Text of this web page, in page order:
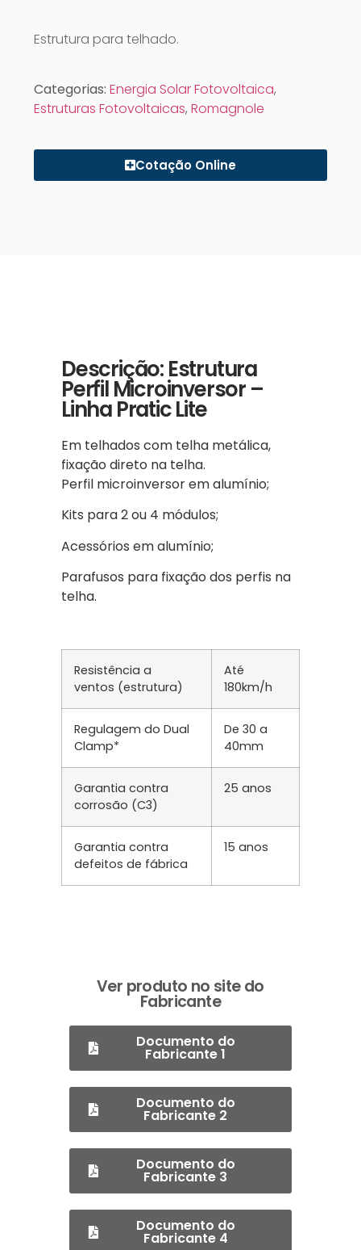
Estrutura para telhado.
Categorias: Energia Solar Fotovoltaica,
Estruturas Fotovoltaicas, Romagnole
Cotação Online
Descrição: Estrutura
Perfil Microinversor –
Linha Pratic Lite
Em telhados com telha metálica,
fixação direto na telha.
Perfil microinversor em alumínio;
Kits para 2 ou 4 módulos;
Acessórios em alumínio;
Parafusos para fixação dos perfis na
telha.
Resistência a
ventos (estrutura)
Até
180km/h
Regulagem do Dual
Clamp*
De 30 a
40mm
Garantia contra
corrosão (C3)
25 anos
Garantia contra
defeitos de fábrica
15 anos
Ver produto no site do
Fabricante
Documento do
Fabricante 1
Documento do
Fabricante 2
Documento do
Fabricante 3
Documento do
Fabricante 4